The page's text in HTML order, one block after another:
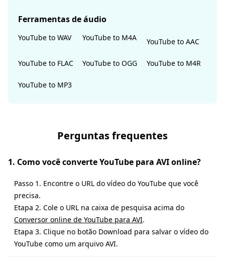
Ferramentas de áudio
YouTube to WAV YouTube to M4A YouTube to AAC
YouTube to FLAC YouTube to OGG YouTube to M4R
YouTube to MP3
Perguntas frequentes
1. Como você converte YouTube para AVI online?
Passo 1. Encontre o URL do vídeo do YouTube que você
precisa.
Etapa 2. Cole o URL na caixa de pesquisa acima do
Conversor online de YouTube para AVI.
Etapa 3. Clique no botão Download para salvar o vídeo do
YouTube como um arquivo AVI.